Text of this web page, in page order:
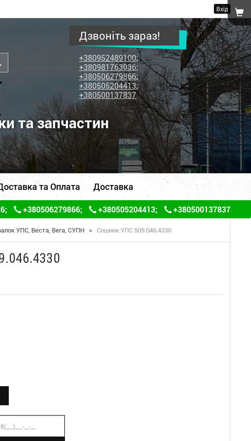
Вхід
Дзвоніть зараз!
+380952489100;
+380981763036;
+380506279866;
+380505204413;
+380500137837
та запчастин
та Оплата Доставка
; +380506279866; +380505204413; +380500137837
УПС, Веста, Вега, СУПН > Сошник УПС 509.046.4330